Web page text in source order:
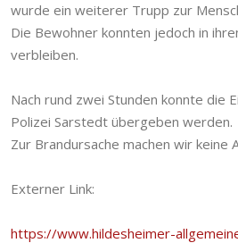
wurde ein weiterer Trupp zur
Die Bewohner konnten jedoch in
verbleiben.
Nach rund zwei Stunden konnte die
Polizei Sarstedt übergeben werden.
Zur Brandursache machen wir keine
Externer Link:
https://www.hildesheimer-